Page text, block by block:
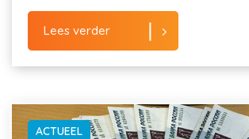
Lees verder
ACTUEEL